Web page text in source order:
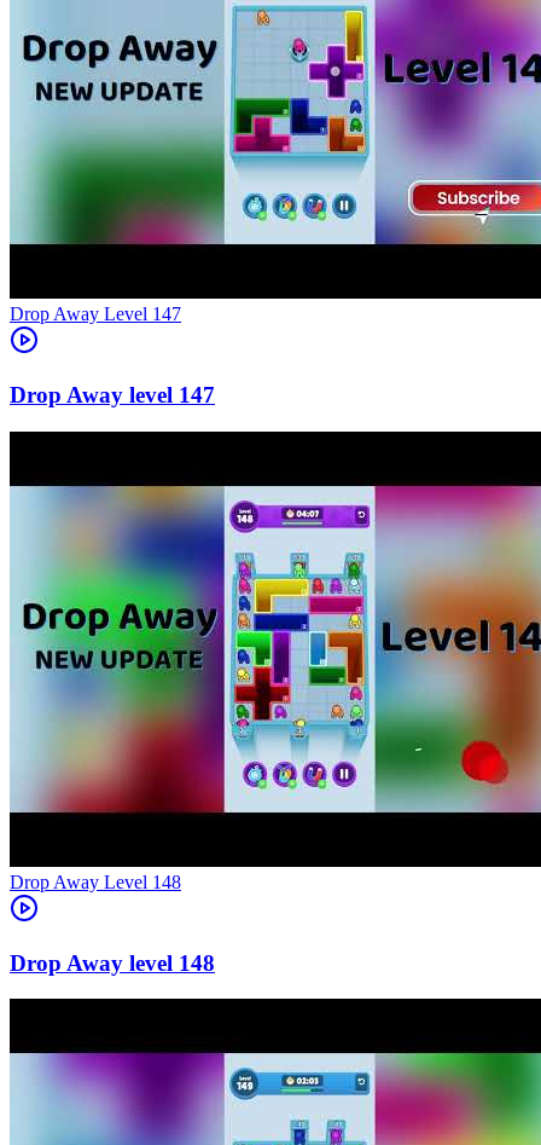
Level 147
147
Level 148
148